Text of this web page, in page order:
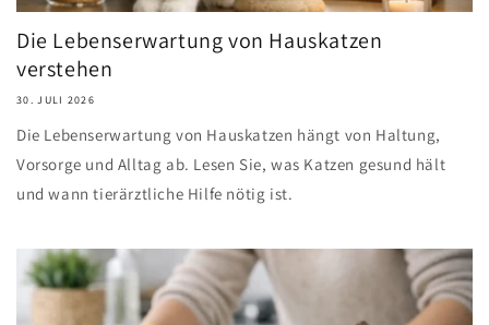
Die Lebenserwartung von Hauskatzen
verstehen
30. JULI 2026
Die Lebenserwartung von Hauskatzen hängt von Haltung,
Vorsorge und Alltag ab. Lesen Sie, was Katzen gesund hält
und wann tierärztliche Hilfe nötig ist.